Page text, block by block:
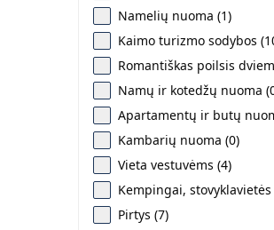
Namelių nuoma (1)
Kaimo turizmo sodybos
Romantiškas poilsis
Namų ir kotedžų nuoma
Apartamentų ir butų
Kambarių nuoma (0)
Vieta vestuvėms (4)
Kempingai, stovyklavietės
Pirtys (7)